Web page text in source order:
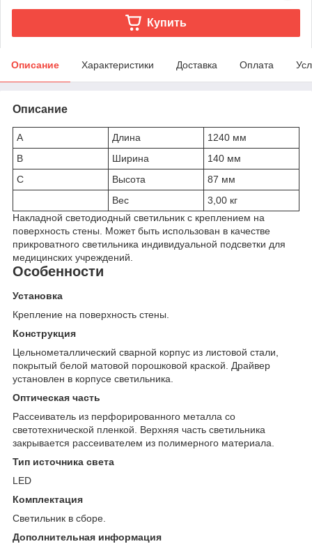
Купить
Описание Характеристики Доставка Оплата
Описание
A Длина
1240 мм
B
Ширина
140 мм
C
Высота
87 мм
Вес
3,00 кг
Накладной светодиодный светильник с креплением на
поверхность стены. Может быть использован в качестве
прикроватного светильника индивидуальной подсветки для
медицинских учреждений.
Особенности
Установка
Крепление на поверхность стены.
Конструкция
Цельнометаллический сварной корпус из листовой стали,
покрытый белой матовой порошковой краской. Драйвер
установлен в корпусе светильника.
Оптическая часть
Рассеиватель из перфорированного металла со
светотехнической пленкой. Верхняя часть светильника
закрывается рассеивателем из полимерного материала.
Тип источника света
LED
Комплектация
Светильник в сборе.
Дополнительная информация